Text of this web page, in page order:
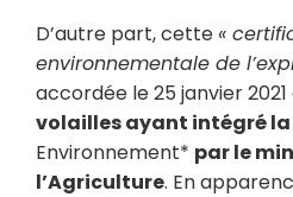
D’autre part, cette «
environnementale de
accordée le 25 janvier 2021
volailles ayant intégré la
Environnement* par le
l’Agriculture. En